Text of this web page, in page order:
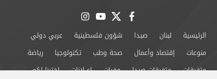
facebook
twitter
youtube
instagram
الرئيسية لبنان صيدا شؤون فلسطينية
عربي دولي
منوعات
إقتصاد وأعمال صحة وطب تكنولوجيا
رياضة
متفرقات
متفرقات صيدا وفيات إعــلانات إخترنا لكم